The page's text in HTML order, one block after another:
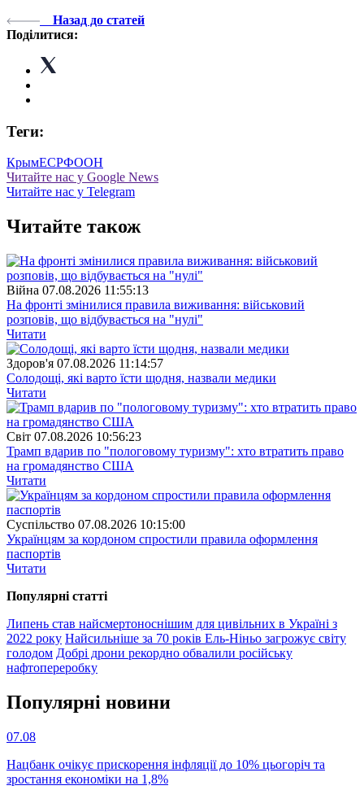
Назад до статей
Поділитися:
Теги:
КрымЕСРФООН
Читайте нас у Google News
Читайте нас у Telegram
Читайте також
Війна 07.08.2026 11:55:13
На фронті змінилися правила виживання: військовий
розповів, що відбувається на "нулі"
Читати
Здоров'я 07.08.2026 11:14:57
Солодощі, які варто їсти щодня, назвали медики
Читати
Свiт 07.08.2026 10:56:23
Трамп вдарив по "пологовому туризму": хто втратить право
на громадянство США
Читати
Суспiльство 07.08.2026 10:15:00
Українцям за кордоном спростили правила оформлення
паспортів
Читати
Популярнi статтi
Липень став найсмертоноснішим для цивільних в Україні з
2022 року Найсильніше за 70 років Ель-Ніньо загрожує світу
голодом Добрі дрони рекордно обвалили російську
нафтопереробку
Популярнi новини
07.08
Нацбанк очікує прискорення інфляції до 10% цьогоріч та
зростання економіки на 1,8%